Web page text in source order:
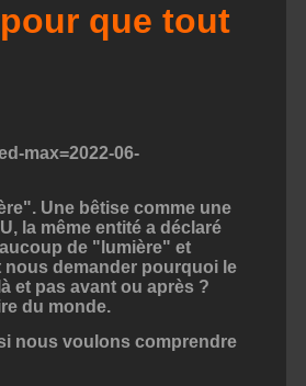
que tout
max=2022-06-
Une bêtise comme une
la même entité a déclaré
de "lumière" et
demander pourquoi le
et pas avant ou après ?
du monde.
nous voulons comprendre